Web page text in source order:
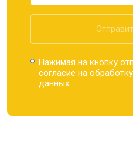
Нажимая на кнопку
согласие на
данных.